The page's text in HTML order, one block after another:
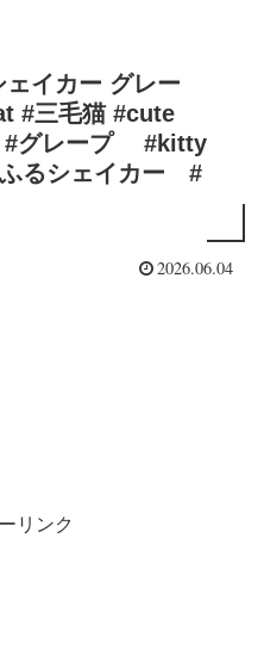
イカー グレー
三毛猫 #cute
#グレープ #kitty
るシェイカー #
2026.06.04
リンク